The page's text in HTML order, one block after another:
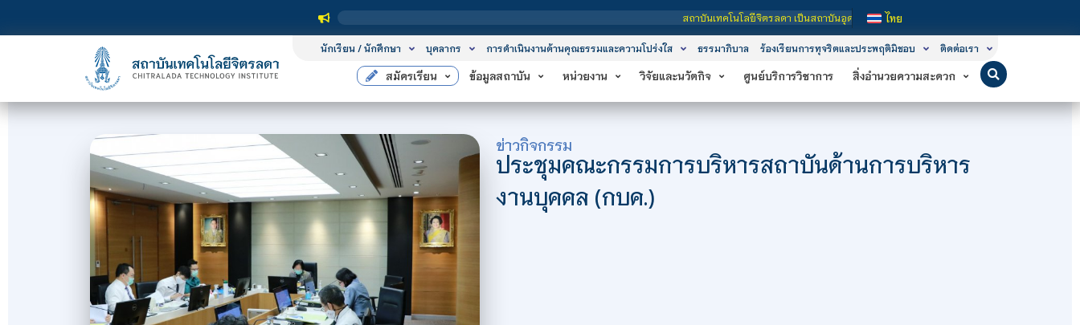
สถาบันเทคโนโลยีจิตรลดา เป็นสถาบันอุดมศึกษาในกำกับของรัฐ เปิดหลักสูตรการเรียนการสอน 3 ระดับ คือ ระดับประกาศนียบั
ไทย
นักเรียน / นักศึกษา บุคลากร การดำเนินงานด้านคุณธรรมและความโปร่งใส ธรรมาภิบาล ร้องเรียนการทุจริตและประพฤติมิชอบ ติดต่อเรา
สมัครเรียน ข้อมูลสถาบัน หน่วยงาน วิจัยและนวัตกิจ ศูนย์บริการวิชาการ สิ่งอำนวยความสะดวก
ข่าวกิจกรรม
ประชุมคณะกรรมการบริหารสถาบันด้านการบริหาร
งานบุคคล (กบค.)